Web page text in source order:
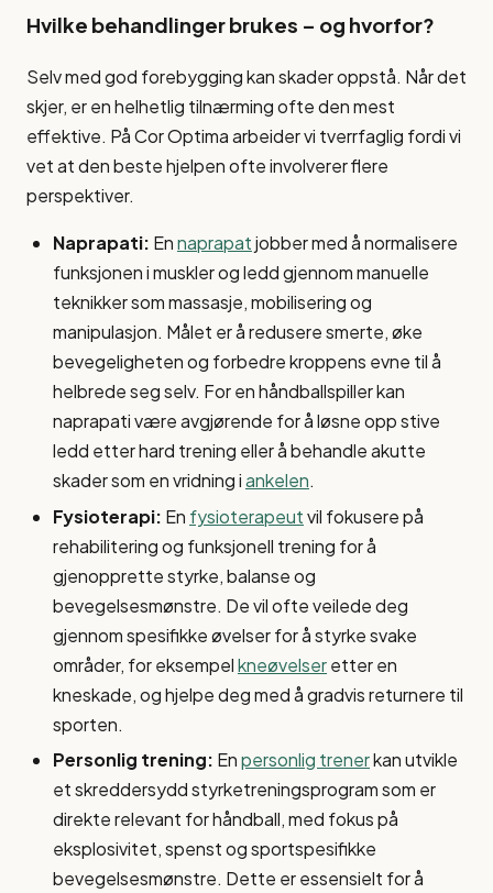
Hvilke behandlinger brukes – og hvorfor?
Selv med god forebygging kan skader oppstå. Når det
skjer, er en helhetlig tilnærming ofte den mest
effektive. På Cor Optima arbeider vi tverrfaglig fordi vi
vet at den beste hjelpen ofte involverer flere
perspektiver.
Naprapati: Ennaprapatjobber med å normalisere
funksjonen i muskler og ledd gjennom manuelle
teknikker som massasje, mobilisering og
manipulasjon. Målet er å redusere smerte, øke
bevegeligheten og forbedre kroppens evne til å
helbrede seg selv. For en håndballspiller kan
naprapati være avgjørende for å løsne opp stive
ledd etter hard trening eller å behandle akutte
skader som en vridning iankelen.
Fysioterapi: En fysioterapeutvil fokusere på
rehabilitering og funksjonell trening for å
gjenopprette styrke, balanse og
bevegelsesmønstre. De vil ofte veilede deg
gjennom spesifikke øvelser for å styrke svake
områder, for eksempelkneøvelseretter en
kneskade, og hjelpe deg med å gradvis returnere til
sporten.
Personlig trening: Enpersonlig trenerkan utvikle
et skreddersydd styrketreningsprogram som er
direkte relevant for håndball, med fokus på
eksplosivitet, spenst og sportspesifikke
bevegelsesmønstre. Dette er essensielt for å